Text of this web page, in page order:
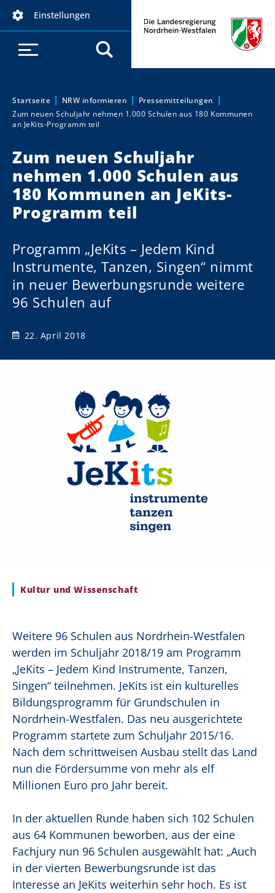
Einstellungen
Sie sind hier:
Startseite NRW informieren
Pressemitteilungen
Zum neuen Schuljahr nehmen 1.000 Schulen aus 180 Kommunen
an JeKits-Programm teil
Zum neuen Schuljahr
nehmen 1.000 Schulen aus
180 Kommunen an JeKits-
Programm teil
Programm „JeKits – Jedem Kind
Instrumente, Tanzen, Singen“ nimmt
in neuer Bewerbungsrunde weitere
96 Schulen auf
22. April 2018
Kultur und Wissenschaft
Weitere 96 Schulen aus Nordrhein-Westfalen
werden im Schuljahr 2018/19 am Programm
„JeKits – Jedem Kind Instrumente, Tanzen,
Singen“ teilnehmen. JeKits ist ein kulturelles
Bildungsprogramm für Grundschulen in
Nordrhein-Westfalen. Das neu ausgerichtete
Programm startete zum Schuljahr 2015/16.
Nach dem schrittweisen Ausbau stellt das Land
nun die Fördersumme von mehr als elf
Millionen Euro pro Jahr bereit.
In der aktuellen Runde haben sich 102 Schulen
aus 64 Kommunen beworben, aus der eine
Fachjury nun 96 Schulen ausgewählt hat: „Auch
in der vierten Bewerbungsrunde ist das
Interesse an JeKits weiterhin sehr hoch. Es ist